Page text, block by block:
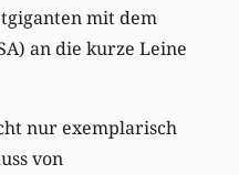
mit dem
an die kurze Leine
nur exemplarisch
von